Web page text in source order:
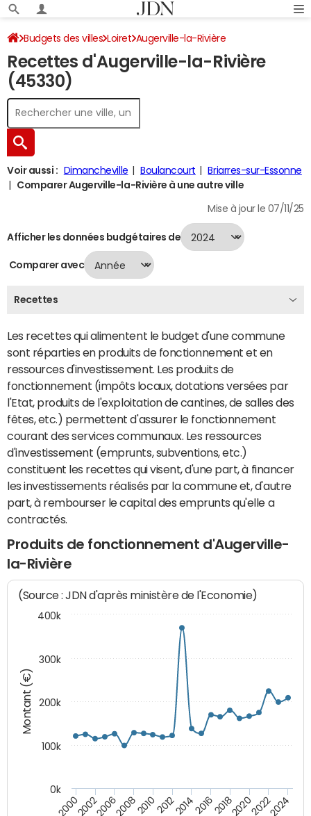
Budgets des villes Loiret Augerville-la-Rivière
Recettes 2024
Recettes d'Augerville-la-Rivière
(45330)
Voir aussi : Dimancheville Boulancourt
Briarres-sur-Essonne
Comparer Augerville-la-Rivière à une autre ville
Mise à jour le 07/11/25
Afficher les données budgétaires de
Comparer avec
Recettes
Les recettes qui alimentent le budget d'une commune
sont réparties en produits de fonctionnement et en
ressources d'investissement. Les produits de
fonctionnement (impôts locaux, dotations versées par
l'Etat, produits de l'exploitation de cantines, de salles des
fêtes, etc.) permettent d'assurer le fonctionnement
courant des services communaux. Les ressources
d'investissement (emprunts, subventions, etc.)
constituent les recettes qui visent, d'une part, à financer
les investissements réalisés par la commune et, d'autre
part, à rembourser le capital des emprunts qu'elle a
contractés.
Produits de fonctionnement d'Augerville-
la-Rivière
Montant (€)
(Source : JDN d'après ministère de l'Economie)
200020022006200820102012201420162018202020222024
0k
100k
200k
300k
400k